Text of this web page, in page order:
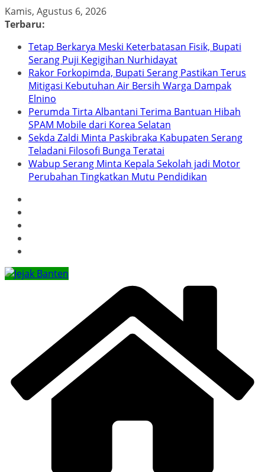
Skip
to
Kamis, Agustus 6, 2026
Terbaru:
Tetap Berkarya Meski Keterbatasan Fisik, Bupati
Serang Puji Kegigihan Nurhidayat
Rakor Forkopimda, Bupati Serang Pastikan Terus
Mitigasi Kebutuhan Air Bersih Warga Dampak
Elnino
Perumda Tirta Albantani Terima Bantuan Hibah
SPAM Mobile dari Korea Selatan
Sekda Zaldi Minta Paskibraka Kabupaten Serang
Teladani Filosofi Bunga Teratai
Wabup Serang Minta Kepala Sekolah jadi Motor
Perubahan Tingkatkan Mutu Pendidikan